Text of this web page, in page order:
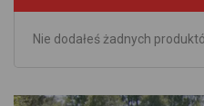
Nie dodałeś żadnych